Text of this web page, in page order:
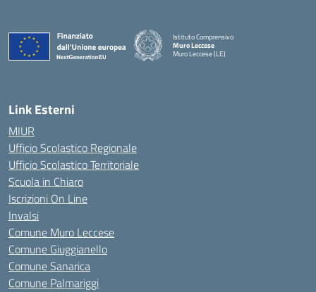
Istituto Comprensivo
Muro Leccese
Muro Leccese (LE)
Link Esterni
MIUR
Ufficio Scolastico Regionale
Ufficio Scolastico Territoriale
Scuola in Chiaro
Iscrizioni On Line
Invalsi
Comune Muro Leccese
Comune Giuggianello
Comune Sanarica
Comune Palmariggi